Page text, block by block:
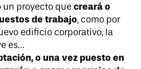
un proyecto quecreará o
de trabajo, como por
edificio corporativo, la
es…
o una vez puesto en